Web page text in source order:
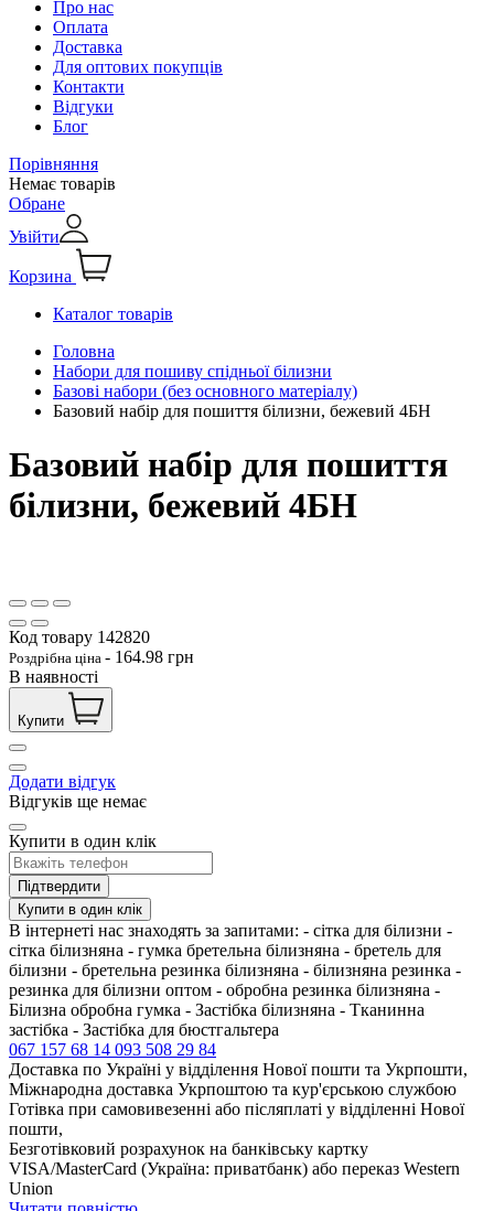
Про нас
Оплата
Доставка
Для оптових покупців
Контакти
Відгуки
Блог
Порівняння
Немає товарів
Обране
Увійти
Корзина
Каталог товарів
Головна
Набори для пошиву спідньої білизни
Базові набори (без основного матеріалу)
Базовий набір для пошиття білизни, бежевий 4БН
Базовий набір для пошиття
білизни, бежевий 4БН
Код товару 142820
Роздрібна ціна - 164.98 грн
В наявності
Купити
Додати відгук
Відгуків ще немає
Купити в один клік
Підтвердити
Купити в один клік
В інтернеті нас знаходять за запитами: - сітка для білизни -
сітка білизняна - гумка бретельна білизняна - бретель для
білизни - бретельна резинка білизняна - білизняна резинка -
резинка для білизни оптом - обробна резинка білизняна -
Білизна обробна гумка - Застібка білизняна - Тканинна
застібка - Застібка для бюстгальтера
067 157 68 14 093 508 29 84
Доставка по Україні у відділення Нової пошти та Укрпошти,
Міжнародна доставка Укрпоштою та кур'єрською службою
Готівка при самовивезенні або післяплаті у відділенні Нової
пошти,
Безготівковий розрахунок на банківську картку
VISA/MasterCard (Україна: приватбанк) або переказ Western
Union